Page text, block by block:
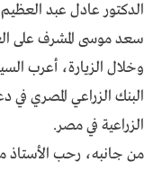
الدكتور عادل عبد
سعد موسى المشرف على
وخلال الزيارة، أعرب
البنك الزراعي المصري في
الزراعية في مصر.
من جانبه، رحب الأستاذ